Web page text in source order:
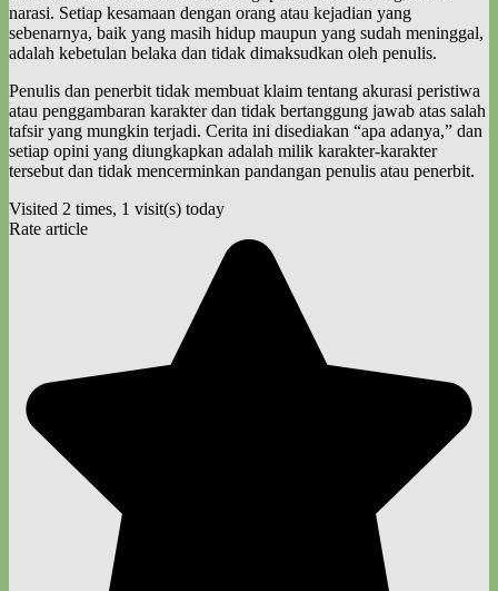
narasi. Setiap kesamaan dengan orang atau kejadian yang
sebenarnya, baik yang masih hidup maupun yang sudah meninggal,
adalah kebetulan belaka dan tidak dimaksudkan oleh penulis.
Penulis dan penerbit tidak membuat klaim tentang akurasi peristiwa
atau penggambaran karakter dan tidak bertanggung jawab atas salah
tafsir yang mungkin terjadi. Cerita ini disediakan “apa adanya,” dan
setiap opini yang diungkapkan adalah milik karakter-karakter
tersebut dan tidak mencerminkan pandangan penulis atau penerbit.
Visited 2 times, 1 visit(s) today
Rate article